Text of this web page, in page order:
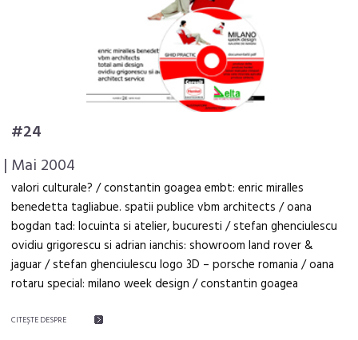
#24
| Mai 2004
valori culturale? / constantin goagea embt: enric miralles
benedetta tagliabue. spatii publice vbm architects / oana
bogdan tad: locuinta si atelier, bucuresti / stefan ghenciulescu
ovidiu grigorescu si adrian ianchis: showroom land rover &
jaguar / stefan ghenciulescu logo 3D – porsche romania / oana
rotaru special: milano week design / constantin goagea
CITEŞTE DESPRE